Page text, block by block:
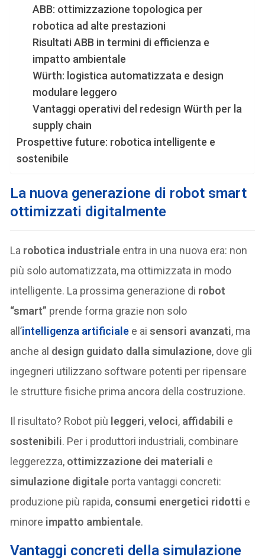
ABB: ottimizzazione topologica per
robotica ad alte prestazioni
Risultati ABB in termini di efficienza e
impatto ambientale
Würth: logistica automatizzata e design
modulare leggero
Vantaggi operativi del redesign Würth per la
supply chain
Prospettive future: robotica intelligente e
sostenibile
La nuova generazione di robot smart
ottimizzati digitalmente
La robotica industriale entra in una nuova era: non
più solo automatizzata, ma ottimizzata in modo
intelligente. La prossima generazione di robot
“smart” prende forma grazie non solo
all’intelligenza artificiale e aisensori avanzati, ma
anche al design guidato dalla simulazione, dove gli
ingegneri utilizzano software potenti per ripensare
le strutture fisiche prima ancora della costruzione.
Il risultato? Robot più leggeri,veloci, affidabili e
sostenibili. Per i produttori industriali, combinare
leggerezza, ottimizzazione dei materiali e
simulazione digitale porta vantaggi concreti:
produzione più rapida, consumi energetici ridotti e
minore impatto ambientale.
Vantaggi concreti della simulazione